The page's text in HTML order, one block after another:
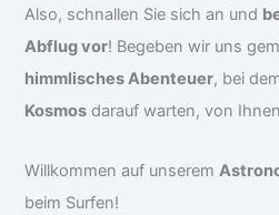
Also, schnallen Sie sich an und
Abflug vor! Begeben wir uns
himmlisches Abenteuer, bei
Kosmos darauf warten, von
Willkommen auf unserem
beim Surfen!